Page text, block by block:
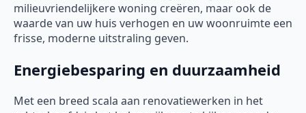
milieuvriendelijkere woning creëren, maar ook de
waarde van uw huis verhogen en uw woonruimte een
frisse, moderne uitstraling geven.
Energiebesparing en duurzaamheid
Met een breed scala aan renovatiewerken in het